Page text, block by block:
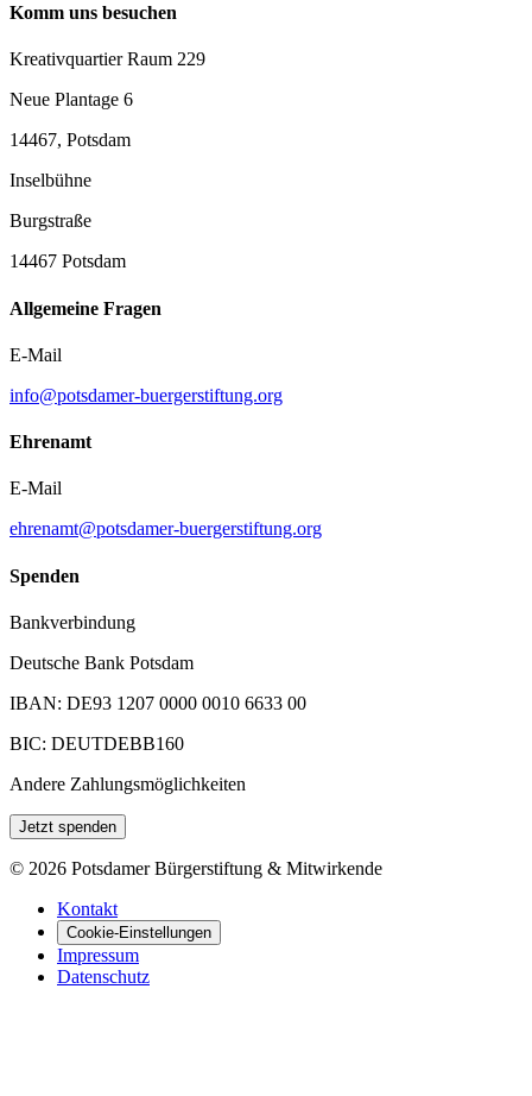
Komm uns besuchen
Kreativquartier Raum 229
Neue Plantage 6
14467, Potsdam
Inselbühne
Burgstraße
14467 Potsdam
Allgemeine Fragen
E-Mail
info@potsdamer-buergerstiftung.org
Ehrenamt
E-Mail
ehrenamt@potsdamer-buergerstiftung.org
Spenden
Bankverbindung
Deutsche Bank Potsdam
IBAN: DE93 1207 0000 0010 6633 00
BIC: DEUTDEBB160
Andere Zahlungsmöglichkeiten
Jetzt spenden
© 2026 Potsdamer Bürgerstiftung & Mitwirkende
Kontakt
Cookie-Einstellungen
Impressum
Datenschutz